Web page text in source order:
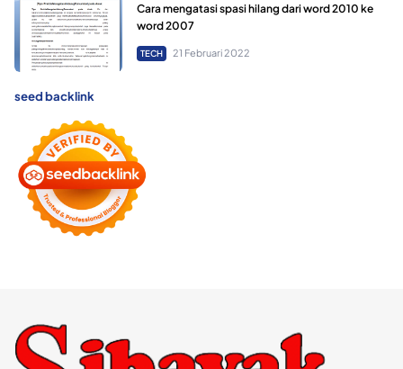
Cara mengatasi spasi hilang dari word 2010 ke
word 2007
TECH 21 Februari 2022
seed backlink